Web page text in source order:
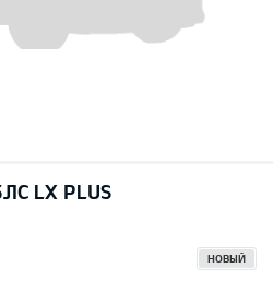
LX PLUS
НОВЫЙ